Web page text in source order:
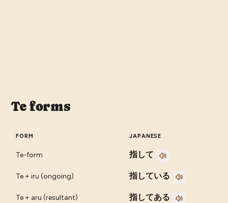
Te forms
FORM JAPANESE
Te-form 指して
Te + iru (ongoing) 指している
Te + aru (resultant) 指してある